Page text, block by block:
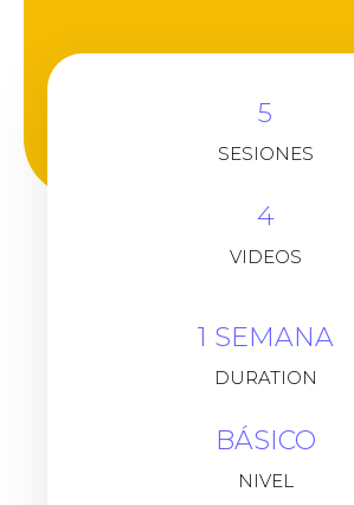
5
SESIONES
4
VIDEOS
1 SEMANA
DURATION
BÁSICO
NIVEL